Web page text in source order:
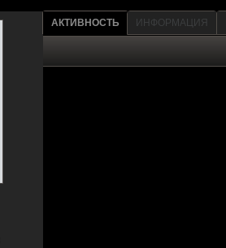
АКТИВНОСТЬ ИНФОРМАЦИЯ